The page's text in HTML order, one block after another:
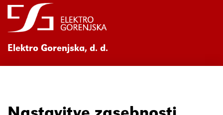
Elektro Gorenjska, d. d.